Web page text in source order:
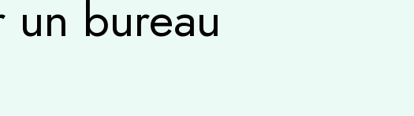
bureau